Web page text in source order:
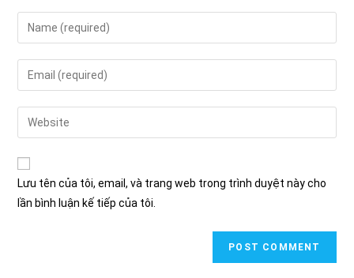
Enter
your
name
to
comment
Enter
your
email
address
comment
Enter
your
website
(optional)
Lưu tên của tôi, email, và trang web trong trình duyệt này cho
lần bình luận kế tiếp của tôi.